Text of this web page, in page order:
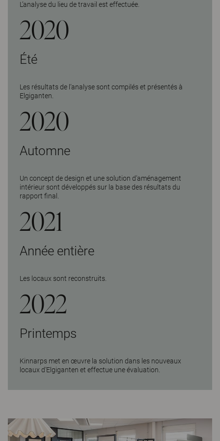
L’analyse du lieu de travail est effectuée.
2020
Été
Les résultats de l’analyse sont compilés et présentés à
Elgiganten.
2020
Automne
Un concept de design et une solution d’aménagement
intérieur sont développés sur la base des résultats du
rapport final.
2021
Année entière
Les locaux sont reconstruits.
2022
Printemps
Kinnarps met en œuvre la solution dans les nouveaux
locaux d’Elgiganten et effectue une évaluation.